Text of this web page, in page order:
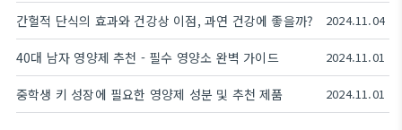
간헐적 단식의 효과와 건강상 이점, 과연 건강에 좋을까? 2024.11.04
40대 남자 영양제 추천 - 필수 영양소 완벽 가이드 2024.11.01
중학생 키 성장에 필요한 영양제 성분 및 추천 제품 2024.11.01